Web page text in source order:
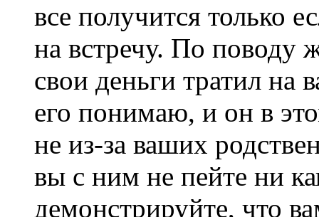
все получится только
на встречу. По поводу
свои деньги тратил на
его понимаю, и он в
не из-за ваших
вы с ним не пейте ни
демонстрируйте, что